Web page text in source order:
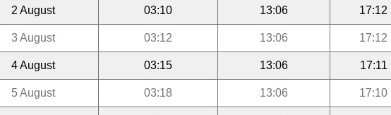
2 August 03:10 13:06 17:12
3 August 03:12 13:06 17:12
4 August 03:15 13:06 17:11
5 August 03:18 13:06 17:10